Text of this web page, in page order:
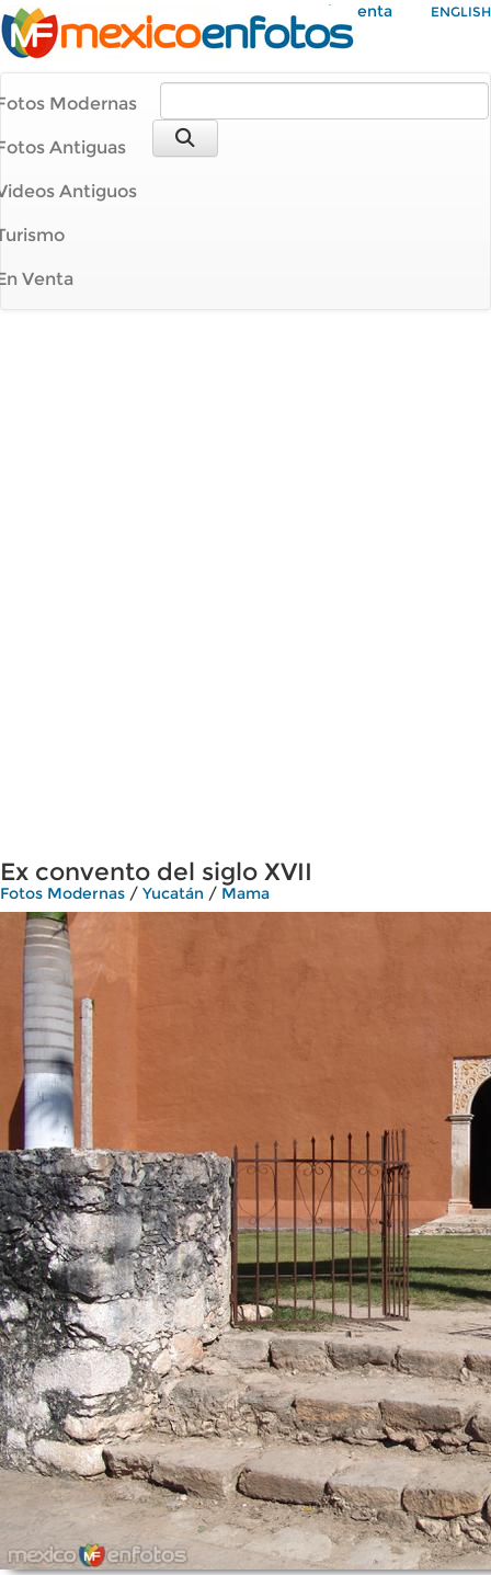
Mi Cuenta ENGLISH
Modernas
Antiguas
Antiguos
Venta
Ex convento del siglo XVII
Fotos Modernas / Yucatán / Mama